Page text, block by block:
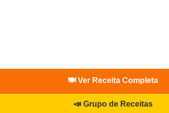
🍽️ Ver Receita Completa
📣 Grupo de Receitas